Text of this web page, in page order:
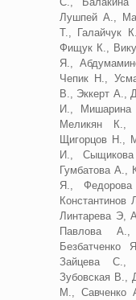
Лушпей А.,
Т., Галайчук
Фищук К.,
Я.,
Чепик Н.,
В., Эккерт А.,
И.,
Меликян К.,
Щигорцов Н.,
И.,
Гумбатова А.,
Я.,
Константинов
Линтарева Э,
Павлова
Зайцева С.,
Зубовская В.,
М., Савченко